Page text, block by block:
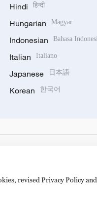
Hindi हिन्दी
Hungarian Magyar
Indonesian Bahasa
Italian Italiano
Japanese 日本語
Korean 한국어
revised Privacy Policy